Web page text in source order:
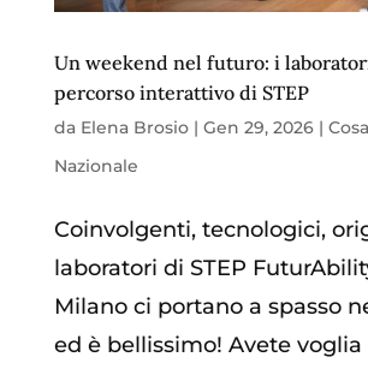
Un weekend nel futuro: i
percorso interattivo di STEP
da Elena Brosio| Gen 29, 2026|
Nazionale
Coinvolgenti, tecnologici,
laboratori di STEP
Milano ci portano a spasso
ed è bellissimo! Avete voglia